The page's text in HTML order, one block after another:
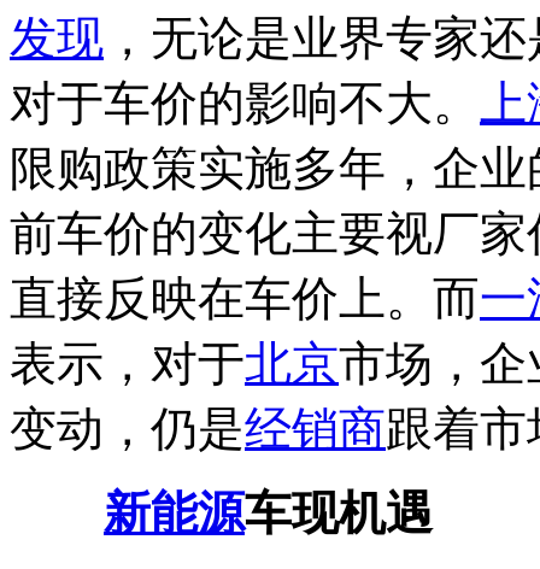
发现 ，无论是业界专家
对于车价的影响不大。
限购政策实施多年，企
前车价的变化主要视厂
直接反映在车价上。而一
表示，对于北京市场，
变动，仍是经销商跟着
新能源车现机遇